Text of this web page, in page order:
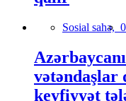
Sosial sahə,
vətəndaşlar
keyfiyyət